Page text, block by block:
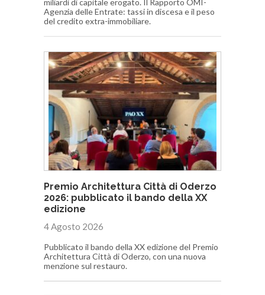
Agenzia delle Entrate: tassi in discesa e il peso
del credito extra-immobiliare.
Premio Architettura Città di Oderzo
2026: pubblicato il bando della XX
edizione
4 Agosto 2026
Pubblicato il bando della XX edizione del Premio
Architettura Città di Oderzo, con una nuova
menzione sul restauro.